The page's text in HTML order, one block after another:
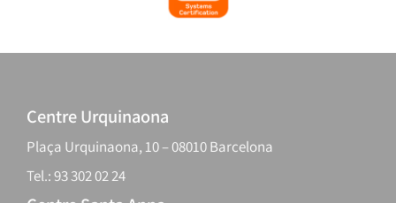
Centre Urquinaona
Plaça Urquinaona, 10 – 08010 Barcelona
Tel.: 93 302 02 24